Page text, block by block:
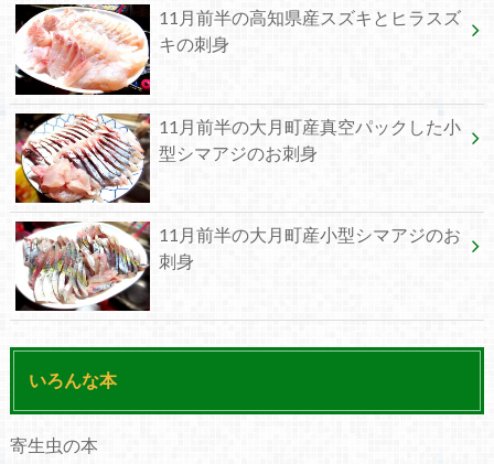
11月前半の高知県産スズキとヒラスズ
キの刺身
11月前半の大月町産真空パックした小
型シマアジのお刺身
11月前半の大月町産小型シマアジのお
刺身
いろんな本
寄生虫の本